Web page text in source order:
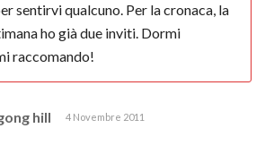
sentirvi qualcuno. Per la cronaca, la
ho già due inviti. Dormi
raccomando!
hill 4 Novembre 2011